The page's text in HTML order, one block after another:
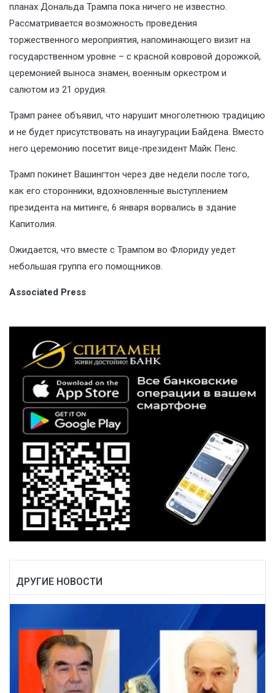
планах Дональда Трампа пока ничего не известно.
Рассматривается возможность проведения
торжественного мероприятия, напоминающего визит на
государственном уровне – с красной ковровой дорожкой,
церемонией выноса знамен, военным оркестром и
салютом из 21 орудия.
Трамп ранее объявил, что нарушит многолетнюю традицию
и не будет присутствовать на инаугурации Байдена. Вместо
него церемонию посетит вице-президент Майк Пенс.
Трамп покинет Вашингтон через две недели после того,
как его сторонники, вдохновленные выступлением
президента на митинге, 6 января ворвались в здание
Капитолия.
Ожидается, что вместе с Трампом во Флориду уедет
небольшая группа его помощников.
Associated Press
ДРУГИЕ НОВОСТИ